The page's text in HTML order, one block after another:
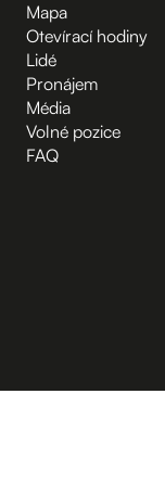
Mapa
Otevírací hodiny
Lidé
Pronájem
Média
Volné pozice
FAQ